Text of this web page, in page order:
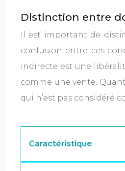
Distinction entre
Il est important de
confusion entre ces
indirecte est une
comme une vente.
qui n’est pas considéré
Caractéristique